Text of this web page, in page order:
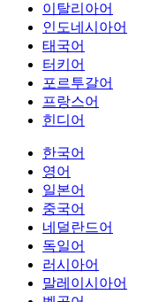
이탈리아어
인도네시아어
태국어
터키어
포르투갈어
프랑스어
힌디어
한국어
영어
일본어
중국어
네덜란드어
독일어
러시아어
말레이시아어